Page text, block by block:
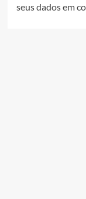
seus dados em